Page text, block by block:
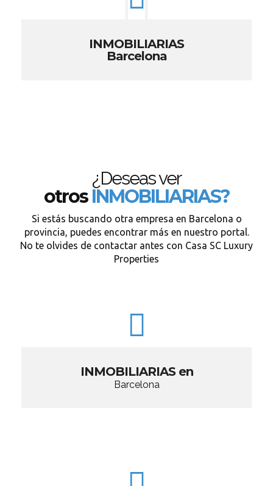
INMOBILIARIAS
Barcelona
¿Deseas ver
otrosINMOBILIARIAS?
Si estás buscando otra empresa en Barcelona o
provincia, puedes encontrar más en nuestro portal.
No te olvides de contactar antes con Casa SC Luxury
Properties
INMOBILIARIAS en
Barcelona